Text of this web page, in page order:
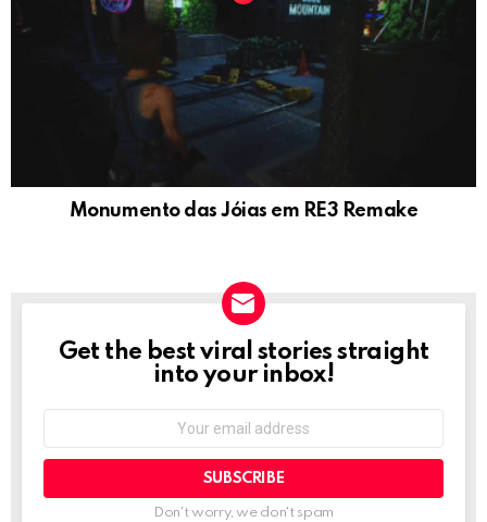
Monumento das Jóias em RE3 Remake
NEWSLETTER
Get the best viral stories straight
into your inbox!
Don't worry, we don't spam